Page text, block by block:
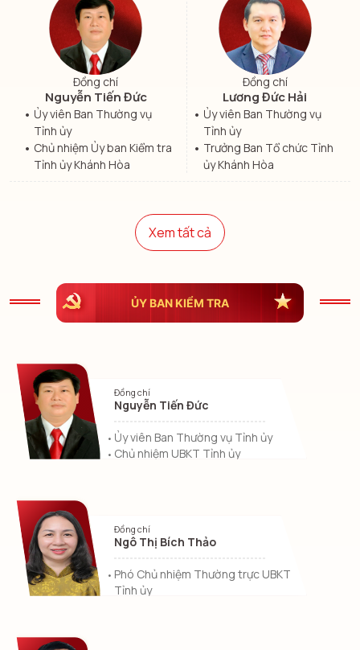
Đồng chí
Nguyễn Tiến Đức
Ủy viên Ban Thường vụ
Tỉnh ủy
Chủ nhiệm Ủy ban Kiểm tra
Tỉnh ủy Khánh Hòa
Đồng chí
Lương Đức Hải
Ủy viên Ban Thường vụ
Tỉnh ủy
Trưởng Ban Tổ chức Tỉnh
ủy Khánh Hòa
Xem tất cả
ỦY BAN KIỂM TRA
Đồng chí
Nguyễn Tiến Đức
Ủy viên Ban Thường vụ Tỉnh ủy
Chủ nhiệm UBKT Tỉnh ủy
Đồng chí
Ngô Thị Bích Thảo
Phó Chủ nhiệm Thường trực UBKT
Tỉnh ủy